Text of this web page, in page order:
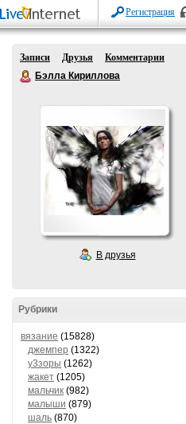
Регистрация
Записи Друзья
Комментарии
Бэлла Кириллова
В друзья
Рубрики
вязание (15828)
джемпер (1322)
у3зоры (1262)
жакет (1205)
мальчик (982)
малыши (879)
шаль (870)